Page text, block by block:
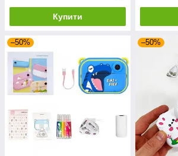
Купити
–50% –50%